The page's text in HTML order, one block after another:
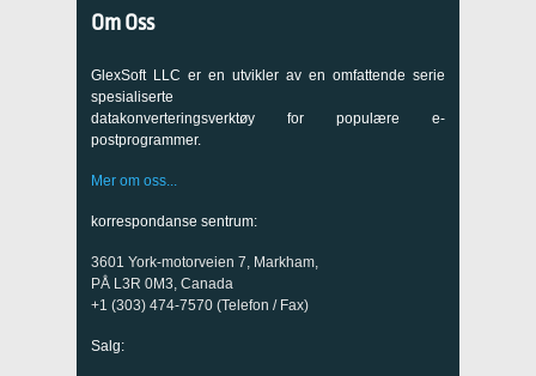
Om Oss
GlexSoft LLC er en utvikler av en omfattende serie
spesialiserte
datakonverteringsverktøy for populære e-
postprogrammer.
Mer om oss...
korrespondanse sentrum:
3601 York-motorveien 7, Markham,
PÅ L3R 0M3, Canada
+1 (303) 474-7570 (Telefon / Fax)
Salg: